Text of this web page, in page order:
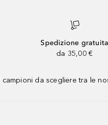
Spedizione gratuita
da 35,00 €
da scegliere tra le